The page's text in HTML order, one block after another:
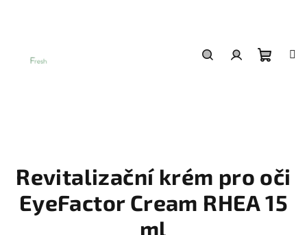
Revitalizační krém pro oči
EyeFactor Cream RHEA 15
ml